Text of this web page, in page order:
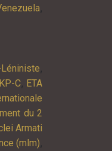
,
,
C, ETA
du 2
Armati
(mlm),